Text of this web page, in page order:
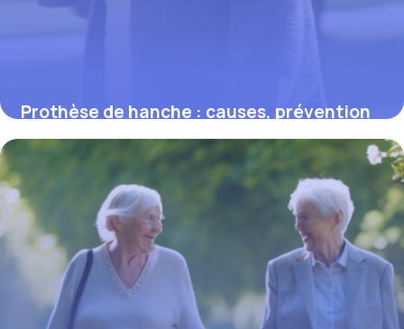
Prothèse de hanche : causes, prévention
et traitements efficaces